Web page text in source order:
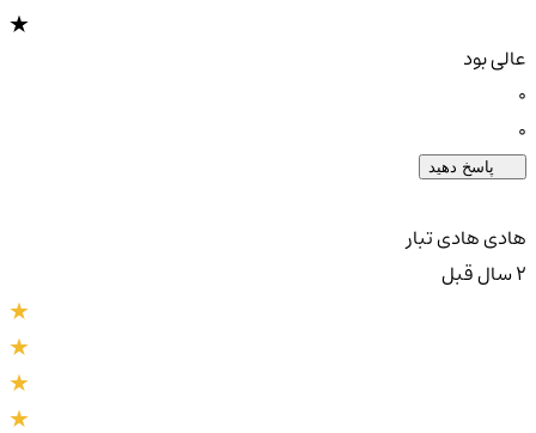
عالی بود
پاسخ دهید
هادی هادی تبار